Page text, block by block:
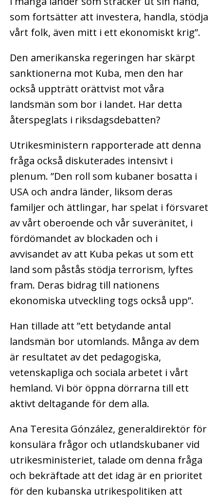
som fortsätter att investera, handla, stödja
vårt folk, även mitt i ett ekonomiskt krig”.
Den amerikanska regeringen har skärpt
sanktionerna mot Kuba, men den har
också uppträtt orättvist mot våra
landsmän som bor i landet. Har detta
återspeglats i riksdagsdebatten?
Utrikesministern rapporterade att denna
fråga också diskuterades intensivt i
plenum. ”Den roll som kubaner bosatta i
USA och andra länder, liksom deras
familjer och ättlingar, har spelat i försvaret
av vårt oberoende och vår suveränitet, i
fördömandet av blockaden och i
avvisandet av att Kuba pekas ut som ett
land som påstås stödja terrorism, lyftes
fram. Deras bidrag till nationens
ekonomiska utveckling togs också upp”.
Han tillade att ”ett betydande antal
landsmän bor utomlands. Många av dem
är resultatet av det pedagogiska,
vetenskapliga och sociala arbetet i vårt
hemland. Vi bör öppna dörrarna till ett
aktivt deltagande för dem alla.
Ana Teresita Gónzález, generaldirektör för
konsulära frågor och utlandskubaner vid
utrikesministeriet, talade om denna fråga
och bekräftade att det idag är en prioritet
för den kubanska utrikespolitiken att